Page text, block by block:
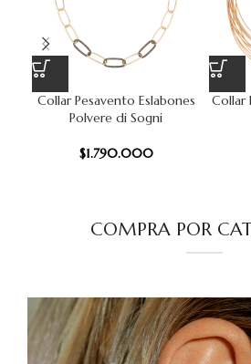
Collar Pesavento Eslabones
Polvere di Sogni
$1.790.000
Collar
COMPRA POR